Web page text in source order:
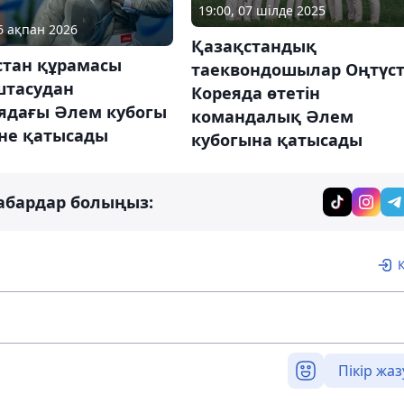
ақпан 2026
құрамасы
Әлем кубогы
қатысады
19:00, 07 шілде 2025
Қазақстандық
таеквондошылар
Кореяда өтетін
командалық Әлем
кубогына қатысады
болыңыз:
Пікір